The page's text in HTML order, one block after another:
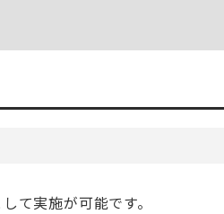
て実施が可能です。